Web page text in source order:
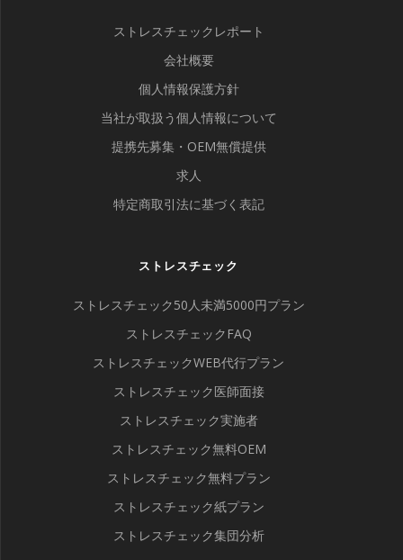
ストレスチェックレポート
会社概要
個人情報保護方針
当社が取扱う個人情報について
提携先募集・OEM無償提供
求人
特定商取引法に基づく表記
ストレスチェック
ストレスチェック50人未満5000円プラン
ストレスチェックFAQ
ストレスチェックWEB代行プラン
ストレスチェック医師面接
ストレスチェック実施者
ストレスチェック無料OEM
ストレスチェック無料プラン
ストレスチェック紙プラン
ストレスチェック集団分析